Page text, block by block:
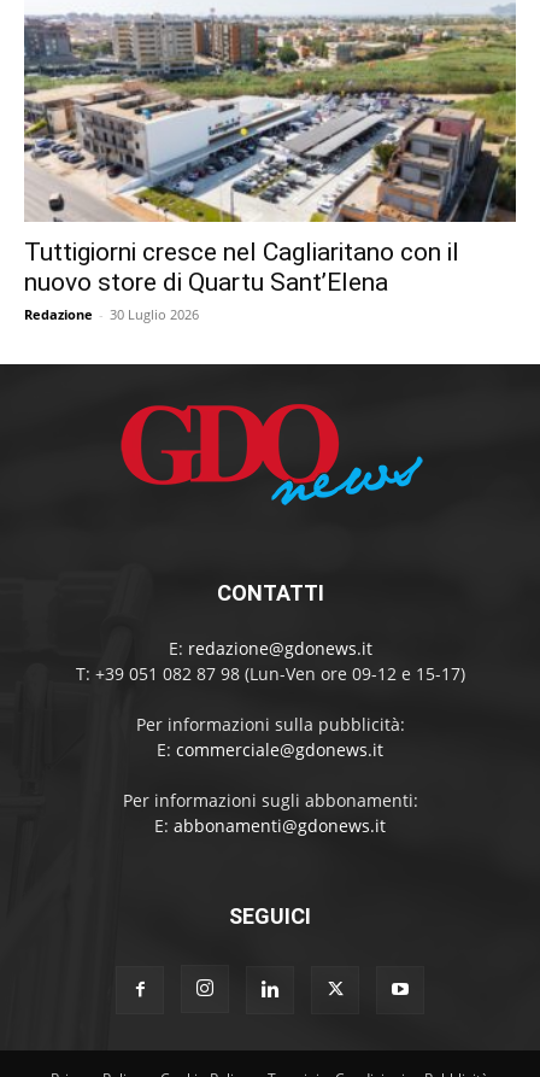
Tuttigiorni cresce nel Cagliaritano con il
nuovo store di Quartu Sant’Elena
Redazione - 30 Luglio 2026
CONTATTI
E: redazione@gdonews.it
T: +39 051 082 87 98 (Lun-Ven ore 09-12 e 15-17)
Per informazioni sulla pubblicità:
E: commerciale@gdonews.it
Per informazioni sugli abbonamenti:
E: abbonamenti@gdonews.it
SEGUICI